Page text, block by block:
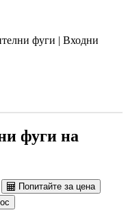
фуги | Входни
фуги на
Попитайте за цена